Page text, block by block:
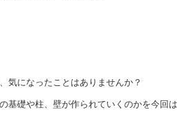
気になったことはありませんか？
基礎や柱、壁が作られていくのかを今回